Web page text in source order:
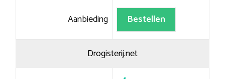
Aanbieding Bestellen
Drogisterij.net